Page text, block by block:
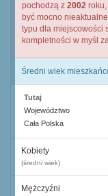
pochodzą z 2002
być mocno
typu dla miejscowości
kompletności w myśl
Średni wiek
Tutaj
Województwo
Cała Polska
Kobiety
(średni wiek)
Mężczyźni